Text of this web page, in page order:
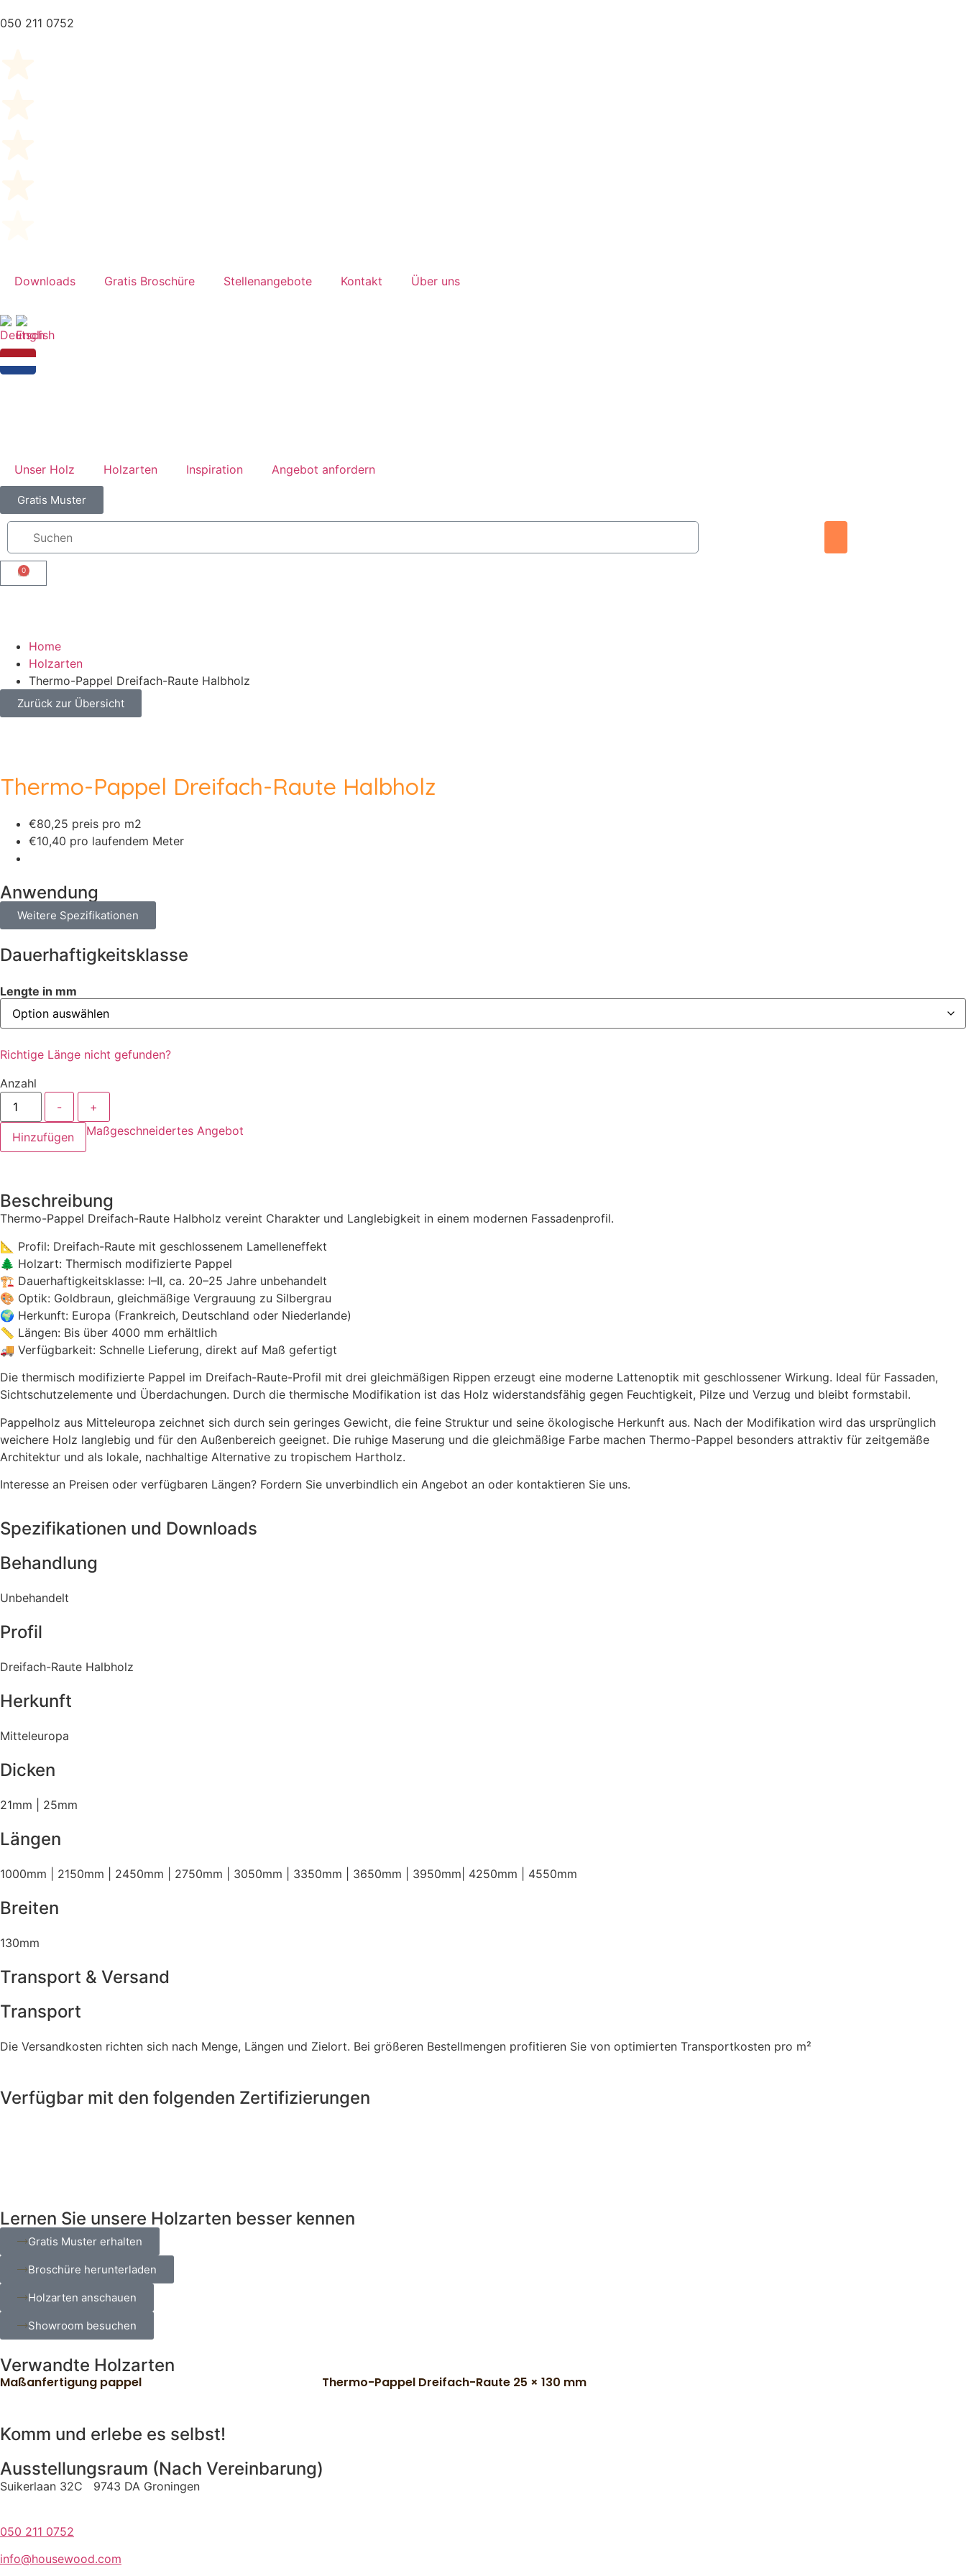
050 211 0752
Downloads Gratis Broschüre Stellenangebote Kontakt Über uns
Unser Holz Holzarten Inspiration Angebot anfordern
Gratis Muster
0
Home
Holzarten
Thermo-Pappel Dreifach-Raute Halbholz
Zurück zur Übersicht
Thermo-Pappel Dreifach-Raute Halbholz
€80,25 preis pro m2
€10,40 pro laufendem Meter
Anwendung
Weitere Spezifikationen
Dauerhaftigkeitsklasse
Lengte in mm
Richtige Länge nicht gefunden?
Anzahl
-
+
Hinzufügen Maßgeschneidertes Angebot
Beschreibung
Thermo-Pappel Dreifach-Raute Halbholz vereint Charakter und Langlebigkeit in einem modernen Fassadenprofil.
📐 Profil: Dreifach-Raute mit geschlossenem Lamelleneffekt
🌲 Holzart: Thermisch modifizierte Pappel
🏗 Dauerhaftigkeitsklasse: I–II, ca. 20–25 Jahre unbehandelt
🎨 Optik: Goldbraun, gleichmäßige Vergrauung zu Silbergrau
🌍 Herkunft: Europa (Frankreich, Deutschland oder Niederlande)
📏 Längen: Bis über 4000 mm erhältlich
🚚 Verfügbarkeit: Schnelle Lieferung, direkt auf Maß gefertigt
Die thermisch modifizierte Pappel im Dreifach-Raute-Profil mit drei gleichmäßigen Rippen erzeugt eine moderne Lattenoptik mit geschlossener Wirkung. Ideal für Fassaden,
Sichtschutzelemente und Überdachungen. Durch die thermische Modifikation ist das Holz widerstandsfähig gegen Feuchtigkeit, Pilze und Verzug und bleibt formstabil.
Pappelholz aus Mitteleuropa zeichnet sich durch sein geringes Gewicht, die feine Struktur und seine ökologische Herkunft aus. Nach der Modifikation wird das ursprünglich
weichere Holz langlebig und für den Außenbereich geeignet. Die ruhige Maserung und die gleichmäßige Farbe machen Thermo-Pappel besonders attraktiv für zeitgemäße
Architektur und als lokale, nachhaltige Alternative zu tropischem Hartholz.
Interesse an Preisen oder verfügbaren Längen? Fordern Sie unverbindlich ein Angebot an oder kontaktieren Sie uns.
Spezifikationen und Downloads
Behandlung
Unbehandelt
Profil
Dreifach-Raute Halbholz
Herkunft
Mitteleuropa
Dicken
21mm | 25mm
Längen
1000mm | 2150mm | 2450mm | 2750mm | 3050mm | 3350mm | 3650mm | 3950mm| 4250mm | 4550mm
Breiten
130mm
Transport & Versand
Transport
Die Versandkosten richten sich nach Menge, Längen und Zielort. Bei größeren Bestellmengen profitieren Sie von optimierten Transportkosten pro m²
Verfügbar mit den folgenden Zertifizierungen
Lernen Sie unsere Holzarten besser kennen
Gratis Muster erhalten
Broschüre herunterladen
Holzarten anschauen
Showroom besuchen
Verwandte Holzarten
Maßanfertigung pappel Thermo-Pappel Dreifach-Raute 25 × 130 mm
Komm und erlebe es selbst!
Ausstellungsraum (Nach Vereinbarung)
Suikerlaan 32C 9743 DA Groningen
050 211 0752
info@housewood.com